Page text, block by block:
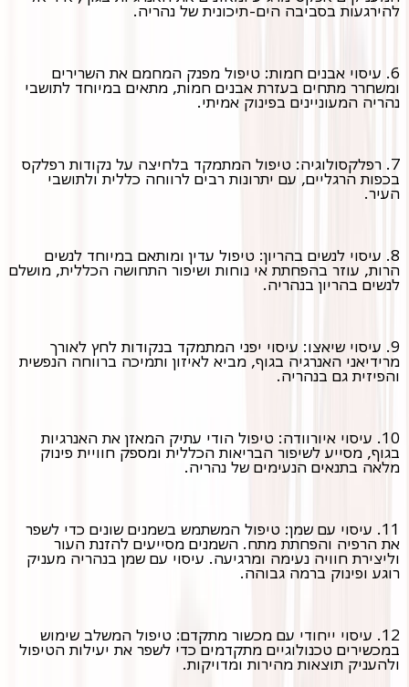
להירגעות בסביבה הים-תיכונית של נהריה.
6. עיסוי אבנים חמות: טיפול מפנק המחמם את השרירים
ומשחרר מתחים בעזרת אבנים חמות, מתאים במיוחד לתושבי
נהריה המעוניינים בפינוק אמיתי.
7. רפלקסולוגיה: טיפול המתמקד בלחיצה על נקודות רפלקס
בכפות הרגליים, עם יתרונות רבים לרווחה כללית ולתושבי
העיר.
8. עיסוי לנשים בהריון: טיפול עדין ומותאם במיוחד לנשים
הרות, עוזר בהפחתת אי נוחות ושיפור התחושה הכללית, מושלם
לנשים בהריון בנהריה.
9. עיסוי שיאצו: עיסוי יפני המתמקד בנקודות לחץ לאורך
מרידיאני האנרגיה בגוף, מביא לאיזון ותמיכה ברווחה הנפשית
והפיזית גם בנהריה.
10. עיסוי איורוודה: טיפול הודי עתיק המאזן את האנרגיות
בגוף, מסייע לשיפור הבריאות הכללית ומספק חוויית פינוק
מלאה בתנאים הנעימים של נהריה.
11. עיסוי עם שמן: טיפול המשתמש בשמנים שונים כדי לשפר
את הרפיה והפחתת מתח. השמנים מסייעים להזנת העור
וליצירת חוויה נעימה ומרגיעה. עיסוי עם שמן בנהריה מעניק
רוגע ופינוק ברמה גבוהה.
12. עיסוי ייחודי עם מכשור מתקדם: טיפול המשלב שימוש
במכשירים טכנולוגיים מתקדמים כדי לשפר את יעילות הטיפול
ולהעניק תוצאות מהירות ומדויקות.